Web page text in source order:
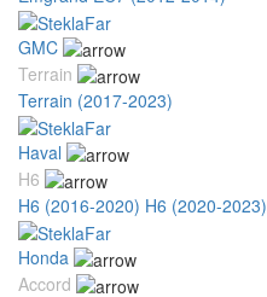
GMC
Terrain
Terrain (2017-2023)
Haval
H6
H6 (2016-2020) H6 (2020-2023)
Honda
Accord